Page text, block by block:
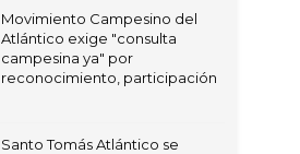
Movimiento Campesino del
Atlántico exige "consulta
campesina ya" por
reconocimiento, participación
Santo Tomás Atlántico se